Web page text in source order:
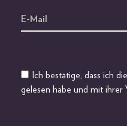
Ich bestätige, dass ich die
gelesen habe und mit ihrer